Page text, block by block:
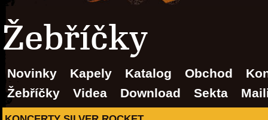
Žebříčky
Novinky Kapely Katalog Obchod
Žebříčky
Videa Download Sekta